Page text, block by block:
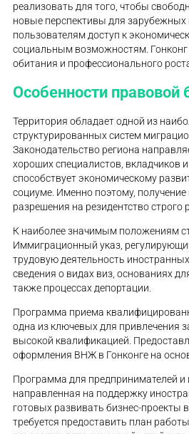
реализовать для того, чтобы
новые перспективы для зарубежных
пользователям доступ к
социальным возможностям.
обитания и профессионального
Особенности правовой
Территория обладает одной из
структурированных систем
Законодательство региона
хороших специалистов, вкладчиков
способствует экономическому
социуме. Именно поэтому, получение
разрешения на резидентство строго
К наиболее значимым положениям
Иммиграционный указ,
трудовую деятельность
сведения о видах виз, основаниях
также процессах депортации.
Программа приема
одна из ключевых для привлечения
высокой квалификацией.
оформления ВНЖ в Гонконге на
Программа для предпринимателей и
направленная на поддержку
готовых развивать бизнес-проекты
требуется предоставить план